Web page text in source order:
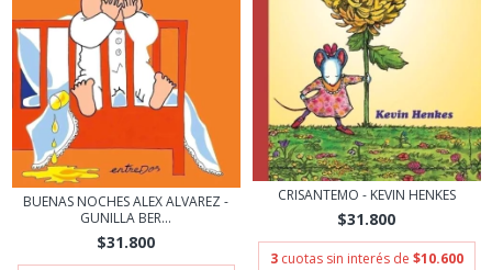
BUENAS NOCHES ALEX ALVAREZ -
GUNILLA BER...
$31.800
CRISANTEMO - KEVIN HENKES
$31.800
3 cuotas sin interés de $10.600